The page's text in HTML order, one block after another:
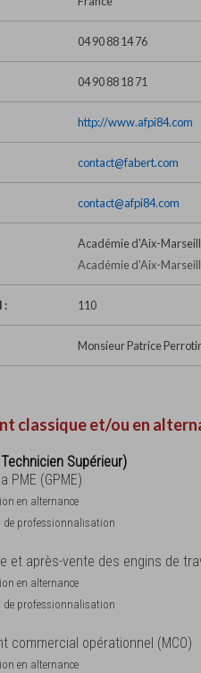
04 90 88 14 76
04 90 88 18 71
http://www.afpi84.com
contact@fabert.com
contact@afpi84.com
Académie d'Aix-
Académie d'Aix-
: 110
Monsieur Patrice
classique et/ou en
Supérieur)
PME (GPME)
en alternance
professionnalisation
et après-vente des engins de
en alternance
professionnalisation
commercial opérationnel (MCO)
en alternance